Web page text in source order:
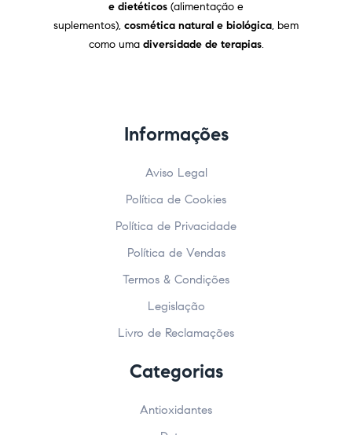
e dietéticos (alimentação e
suplementos), cosmética natural e biológica, bem
como uma diversidade de terapias.
Informações
Aviso Legal
Política de Cookies
Política de Privacidade
Política de Vendas
Termos & Condições
Legislação
Livro de Reclamações
Categorias
Antioxidantes